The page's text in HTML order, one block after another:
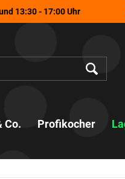
13:30 - 17:00 Uhr
Co. Profikocher